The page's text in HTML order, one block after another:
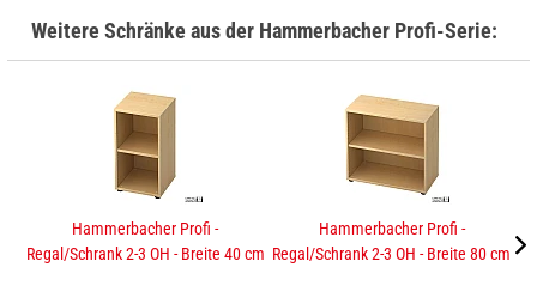
Weitere Schränke aus der Hammerbacher Profi-Serie:
Hammerbacher Profi -
Regal/Schrank 2-3 OH - Breite 40 cm
Hammerbacher Profi -
Regal/Schrank 2-3 OH - Breite 80 cm